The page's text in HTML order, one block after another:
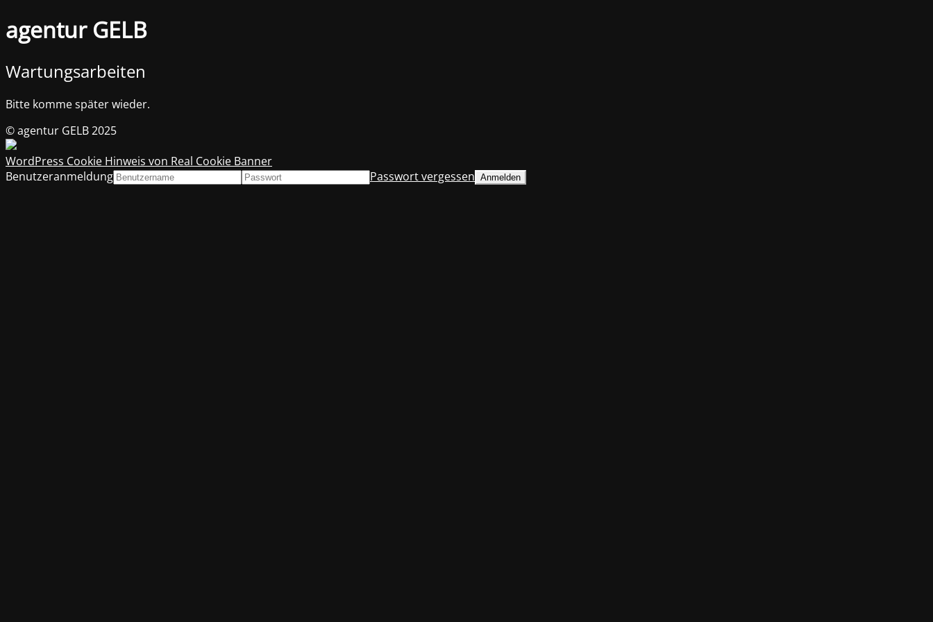
agentur GELB
Wartungsarbeiten
Bitte komme später wieder.
© agentur GELB 2025
WordPress Cookie Hinweis von Real Cookie Banner
Benutzeranmeldung
Passwort vergessen